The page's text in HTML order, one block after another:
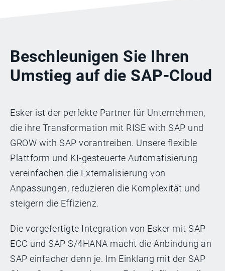
Beschleunigen Sie Ihren
Umstieg auf die SAP-Cloud
Esker ist der perfekte Partner für Unternehmen,
die ihre Transformation mit RISE with SAP und
GROW with SAP vorantreiben. Unsere flexible
Plattform und KI-gesteuerte Automatisierung
vereinfachen die Externalisierung von
Anpassungen, reduzieren die Komplexität und
steigern die Effizienz.
Die vorgefertigte Integration von Esker mit SAP
ECC und SAP S/4HANA macht die Anbindung an
SAP einfacher denn je. Im Einklang mit der SAP